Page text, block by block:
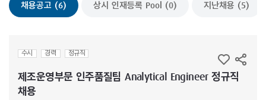
채용공고 (6) 상시 인재등록 Pool (0) 지난채용 (5)
수시 경력 정규직
제조운영부문 인주품질팀 Analytical Engineer 정규직
채용